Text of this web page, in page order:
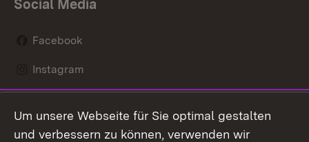
Social Media
Facebook
Instagram
Mastodon
Um unsere Webseite für Sie optimal gestalten
und verbessern zu können, verwenden wir